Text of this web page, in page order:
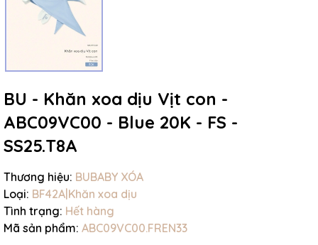
BU - Khăn xoa dịu Vịt con -
ABC09VC00 - Blue 20K - FS -
SS25.T8A
Thương hiệu: BUBABY XÓA
Loại: BF42A|Khăn xoa dịu
Tình trạng: Hết hàng
Mã sản phẩm: ABC09VC00.FREN33